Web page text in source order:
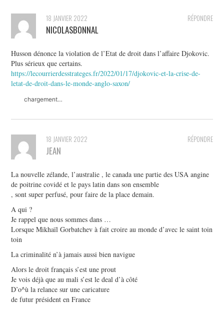
RÉPONDRE
18 JANVIER 2022
NICOLASBONNAL
Husson dénonce la violation de l’Etat de droit dans l’affaire Djokovic.
Plus sérieux que certains.
https://lecourrierdesstrateges.fr/2022/01/17/djokovic-et-la-crise-de-
letat-de-droit-dans-le-monde-anglo-saxon/
chargement…
RÉPONDRE
18 JANVIER 2022
JEAN
La nouvelle zélande, l’australie , le canada une partie des USA angine
de poitrine covidé et le pays latin dans son ensemble
, sont super perfusé, pour faire de la place demain.
A qui ?
Je rappel que nous sommes dans …
Lorsque Mikhaïl Gorbatchev à fait croire au monde d’avec le saint toin
toin
La criminalité n’à jamais aussi bien navigue
Alors le droit français s’est une prout
Je vois déjà que au mali s’est le deal d’à côté
D’o^ù la relance sur une caricature
de futur président en France